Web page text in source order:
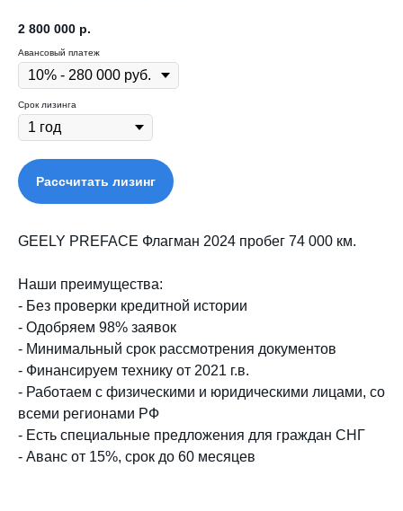
2 800 000 р.
Авансовый платеж
Срок лизинга
Рассчитать лизинг
GEELY PREFACE Флагман 2024 пробег 74 000 км.
Наши преимущества:
- Без проверки кредитной истории
- Одобряем 98% заявок
- Минимальный срок рассмотрения документов
- Финансируем технику от 2021 г.в.
- Работаем с физическими и юридическими лицами, со
всеми регионами РФ
- Есть специальные предложения для граждан СНГ
- Аванс от 15%, срок до 60 месяцев